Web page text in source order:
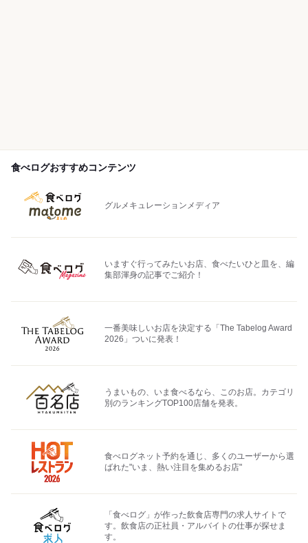
食べログおすすめコンテンツ
グルメキュレーションメディア
いますぐ行ってみたいお店、食べたいひと皿を、編
集部渾身の記事でご紹介！
一番美味しいお店を決定する「The Tabelog Award
2026」ついに発表！
うまいもの、いま食べるなら、このお店。カテゴリ
別のランキングTOP100店舗を発表。
食べログネット予約を通じ、多くのユーザーから選
ばれた"いま、熱い注目を集めるお店"
「食べログ」が作った飲食店専門の求人サイトで
す。飲食店の正社員・アルバイトの仕事が探せま
す。